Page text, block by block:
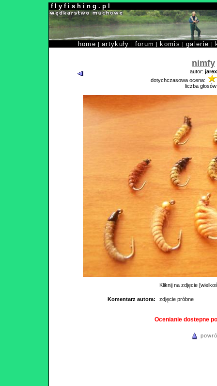
f l y f i s h i n g . p l
home |artykuły | forum | komis |galerie |
nimfy
autor: jarex
dotychczasowa ocena:
liczba
Kliknij na zdjęcie
Komentarz autora: zdjęcie próbne
Ocenianie dostepne